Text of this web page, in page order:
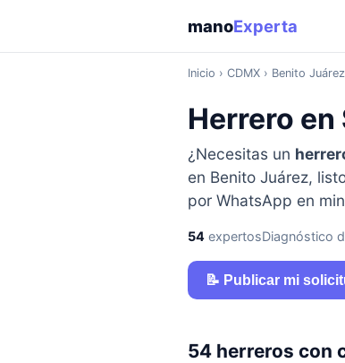
manoExperta
Inicio › CDMX› Benito
Herrero en
¿Necesitas un
en Benito Juárez,
por WhatsApp en
54expertosDiagnóstico
📝 Publicar mi
54 herreros con